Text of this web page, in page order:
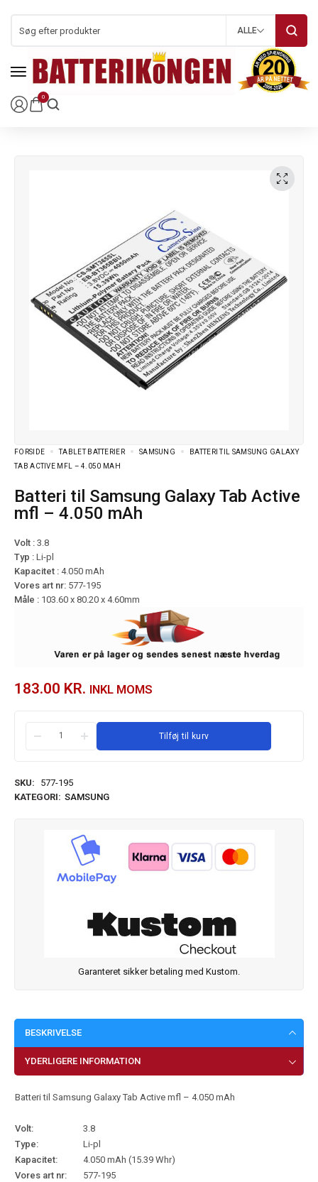
0
ALLE
FORSIDE TABLET BATTERIER SAMSUNG
BATTERI TIL SAMSUNG GALAXY
TAB ACTIVE MFL – 4.050 MAH
Batteri til Samsung Galaxy Tab Active
mfl – 4.050 mAh
Volt : 3.8
Typ : Li-pl
Kapacitet : 4.050 mAh
Vores art nr: 577-195
Måle : 103.60 x 80.20 x 4.60mm
183.00 KR. INKL MOMS
Tilføj til kurv
SKU:
577-195
KATEGORI: SAMSUNG
Garanteret sikker betaling med Kustom.
BESKRIVELSE
YDERLIGERE INFORMATION
Batteri til Samsung Galaxy Tab Active mfl – 4.050 mAh
Volt:
3.8
Type:
Li-pl
Kapacitet:
4.050 mAh (15.39 Whr)
Vores art nr:
577-195